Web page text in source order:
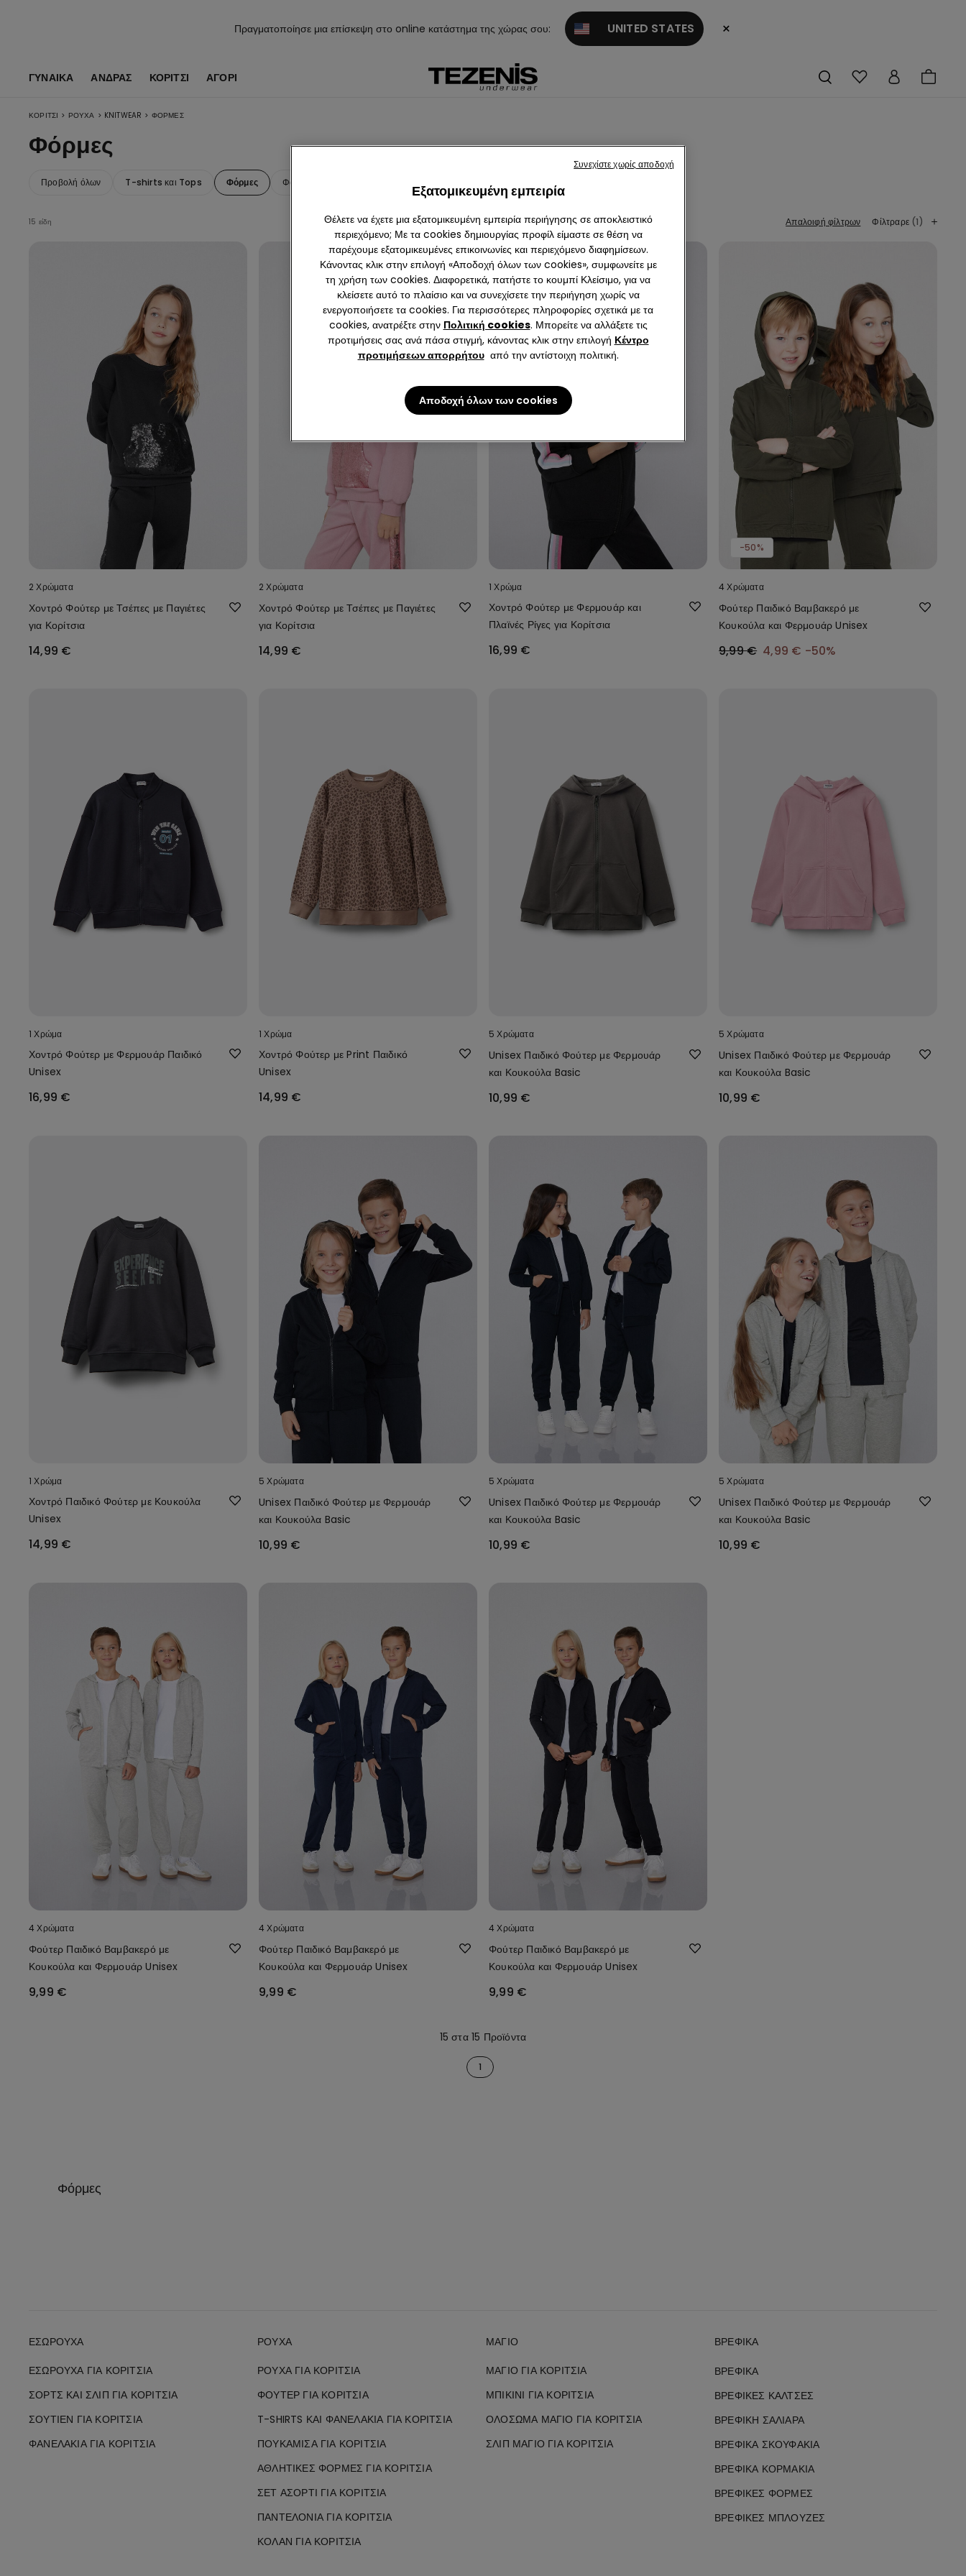
Πραγματοποίησε μια επίσκεψη στο online κατάστημα της χώρας σου: UNITED STATES ×
ΓΥΝΑΙΚΑ ΑΝΔΡΑΣ ΚΟΡΊΤΣΙ ΑΓΌΡΙ
ΚΟΡΊΤΣΙ > ΡΟΎΧΑ > KNITWEAR > ΦΌΡΜΕΣ
Φόρμες
Προβολή όλων T-shirts και Tops Φόρμες Φούτερ και Ζακέτες
15 είδη Απαλοιφή φίλτρων Φίλτραρε (1)
2 Χρώματα
Χοντρό Φούτερ με Τσέπες με Παγιέτες
για Κορίτσια
14,99 €
2 Χρώματα
Χοντρό Φούτερ με Τσέπες με Παγιέτες
για Κορίτσια
14,99 €
1 Χρώμα
Χοντρό Φούτερ με Φερμουάρ και
Πλαϊνές Ρίγες για Κορίτσια
16,99 €
-50%
4 Χρώματα
Φούτερ Παιδικό Βαμβακερό με
Κουκούλα και Φερμουάρ Unisex
9,99 € 4,99 € -50%
1 Χρώμα
Χοντρό Φούτερ με Φερμουάρ Παιδικό
Unisex
16,99 €
1 Χρώμα
Χοντρό Φούτερ με Print Παιδικό
Unisex
14,99 €
5 Χρώματα
Unisex Παιδικό Φούτερ με Φερμουάρ
και Κουκούλα Basic
10,99 €
5 Χρώματα
Unisex Παιδικό Φούτερ με Φερμουάρ
και Κουκούλα Basic
10,99 €
1 Χρώμα
Χοντρό Παιδικό Φούτερ με Κουκούλα
Unisex
14,99 €
5 Χρώματα
Unisex Παιδικό Φούτερ με Φερμουάρ
και Κουκούλα Basic
10,99 €
5 Χρώματα
Unisex Παιδικό Φούτερ με Φερμουάρ
και Κουκούλα Basic
10,99 €
5 Χρώματα
Unisex Παιδικό Φούτερ με Φερμουάρ
και Κουκούλα Basic
10,99 €
4 Χρώματα
Φούτερ Παιδικό Βαμβακερό με
Κουκούλα και Φερμουάρ Unisex
9,99 €
4 Χρώματα
Φούτερ Παιδικό Βαμβακερό με
Κουκούλα και Φερμουάρ Unisex
9,99 €
4 Χρώματα
Φούτερ Παιδικό Βαμβακερό με
Κουκούλα και Φερμουάρ Unisex
9,99 €
15 στα 15 Προϊόντα
1
Φόρμες
ΕΣΏΡΟΥΧΑ
ΕΣΏΡΟΥΧΑ ΓΙΑ ΚΟΡΊΤΣΙΑ
ΣΟΡΤΣ ΚΑΙ ΣΛΙΠ ΓΙΑ ΚΟΡΊΤΣΙΑ
ΣΟΥΤΙΈΝ ΓΙΑ ΚΟΡΊΤΣΙΑ
ΦΑΝΕΛΆΚΙΑ ΓΙΑ ΚΟΡΊΤΣΙΑ
ΡΟΎΧΑ
ΡΟΎΧΑ ΓΙΑ ΚΟΡΊΤΣΙΑ
ΦΟΎΤΕΡ ΓΙΑ ΚΟΡΊΤΣΙΑ
T-SHIRTS ΚΑΙ ΦΑΝΕΛΆΚΙΑ ΓΙΑ ΚΟΡΊΤΣΙΑ
ΠΟΥΚΆΜΙΣΑ ΓΙΑ ΚΟΡΊΤΣΙΑ
ΑΘΛΗΤΙΚΈΣ ΦΌΡΜΕΣ ΓΙΑ ΚΟΡΊΤΣΙΑ
ΣΕΤ ΑΣΟΡΤΊ ΓΙΑ ΚΟΡΊΤΣΙΑ
ΠΑΝΤΕΛΌΝΙΑ ΓΙΑ ΚΟΡΊΤΣΙΑ
ΚΟΛΆΝ ΓΙΑ ΚΟΡΊΤΣΙΑ
ΜΑΓΙΌ
ΜΑΓΙΌ ΓΙΑ ΚΟΡΊΤΣΙΑ
ΜΠΙΚΊΝΙ ΓΙΑ ΚΟΡΊΤΣΙΑ
ΟΛΌΣΩΜΑ ΜΑΓΙΌ ΓΙΑ ΚΟΡΊΤΣΙΑ
ΣΛΙΠ ΜΑΓΙΌ ΓΙΑ ΚΟΡΊΤΣΙΑ
ΒΡΕΦΙΚΆ
ΒΡΕΦΙΚΆ
ΒΡΕΦΙΚΈΣ ΚΆΛΤΣΕΣ
ΒΡΕΦΙΚΉ ΣΑΛΙΆΡΑ
ΒΡΕΦΙΚΆ ΣΚΟΥΦΆΚΙΑ
ΒΡΕΦΙΚΆ ΚΟΡΜΆΚΙΑ
ΒΡΕΦΙΚΈΣ ΦΌΡΜΕΣ
ΒΡΕΦΙΚΈΣ ΜΠΛΟΎΖΕΣ
Εξατομικευμένη εμπειρία
Θέλετε να έχετε μια εξατομικευμένη εμπειρία περιήγησης σε αποκλειστικό
περιεχόμενο; Με τα cookies δημιουργίας προφίλ είμαστε σε θέση να
παρέχουμε εξατομικευμένες επικοινωνίες και περιεχόμενο διαφημίσεων.
Κάνοντας κλικ στην επιλογή «Αποδοχή όλων των cookies», συμφωνείτε με
τη χρήση των cookies. Διαφορετικά, πατήστε το κουμπί Κλείσιμο, για να
κλείσετε αυτό το πλαίσιο και να συνεχίσετε την περιήγηση χωρίς να
ενεργοποιήσετε τα cookies. Για περισσότερες πληροφορίες σχετικά με τα
cookies, ανατρέξτε στην Πολιτική cookies. Μπορείτε να αλλάξετε τις
προτιμήσεις σας ανά πάσα στιγμή, κάνοντας κλικ στην επιλογή Κέντρο
προτιμήσεων απορρήτουαπό την αντίστοιχη πολιτική.
Αποδοχή όλων των cookies
Συνεχίστε χωρίς αποδοχή